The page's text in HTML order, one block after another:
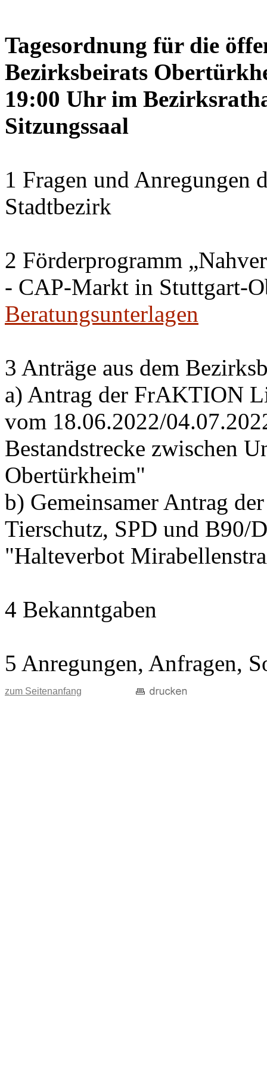
Tagesordnung für die
Bezirksbeirats
19:00 Uhr im
Sitzungssaal
1 Fragen und Anregungen
Stadtbezirk
2 Förderprogramm
- CAP-Markt in Stuttgart-
Beratungsunterlagen
3 Anträge aus dem
a) Antrag der FrAKTION
vom 18.06.2022/
Bestandstrecke zwischen
Obertürkheim"
b) Gemeinsamer Antrag
Tierschutz, SPD und B90/
"Halteverbot
4 Bekanntgaben
5 Anregungen, Anfragen,
zum Seitenanfang